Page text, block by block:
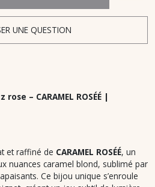
UNE QUESTION
– CARAMEL ROSÉÉ |
et raffiné de CARAMEL ROSÉÉ, un
nuances caramel blond, sublimé par
Ce bijou unique s’enroule